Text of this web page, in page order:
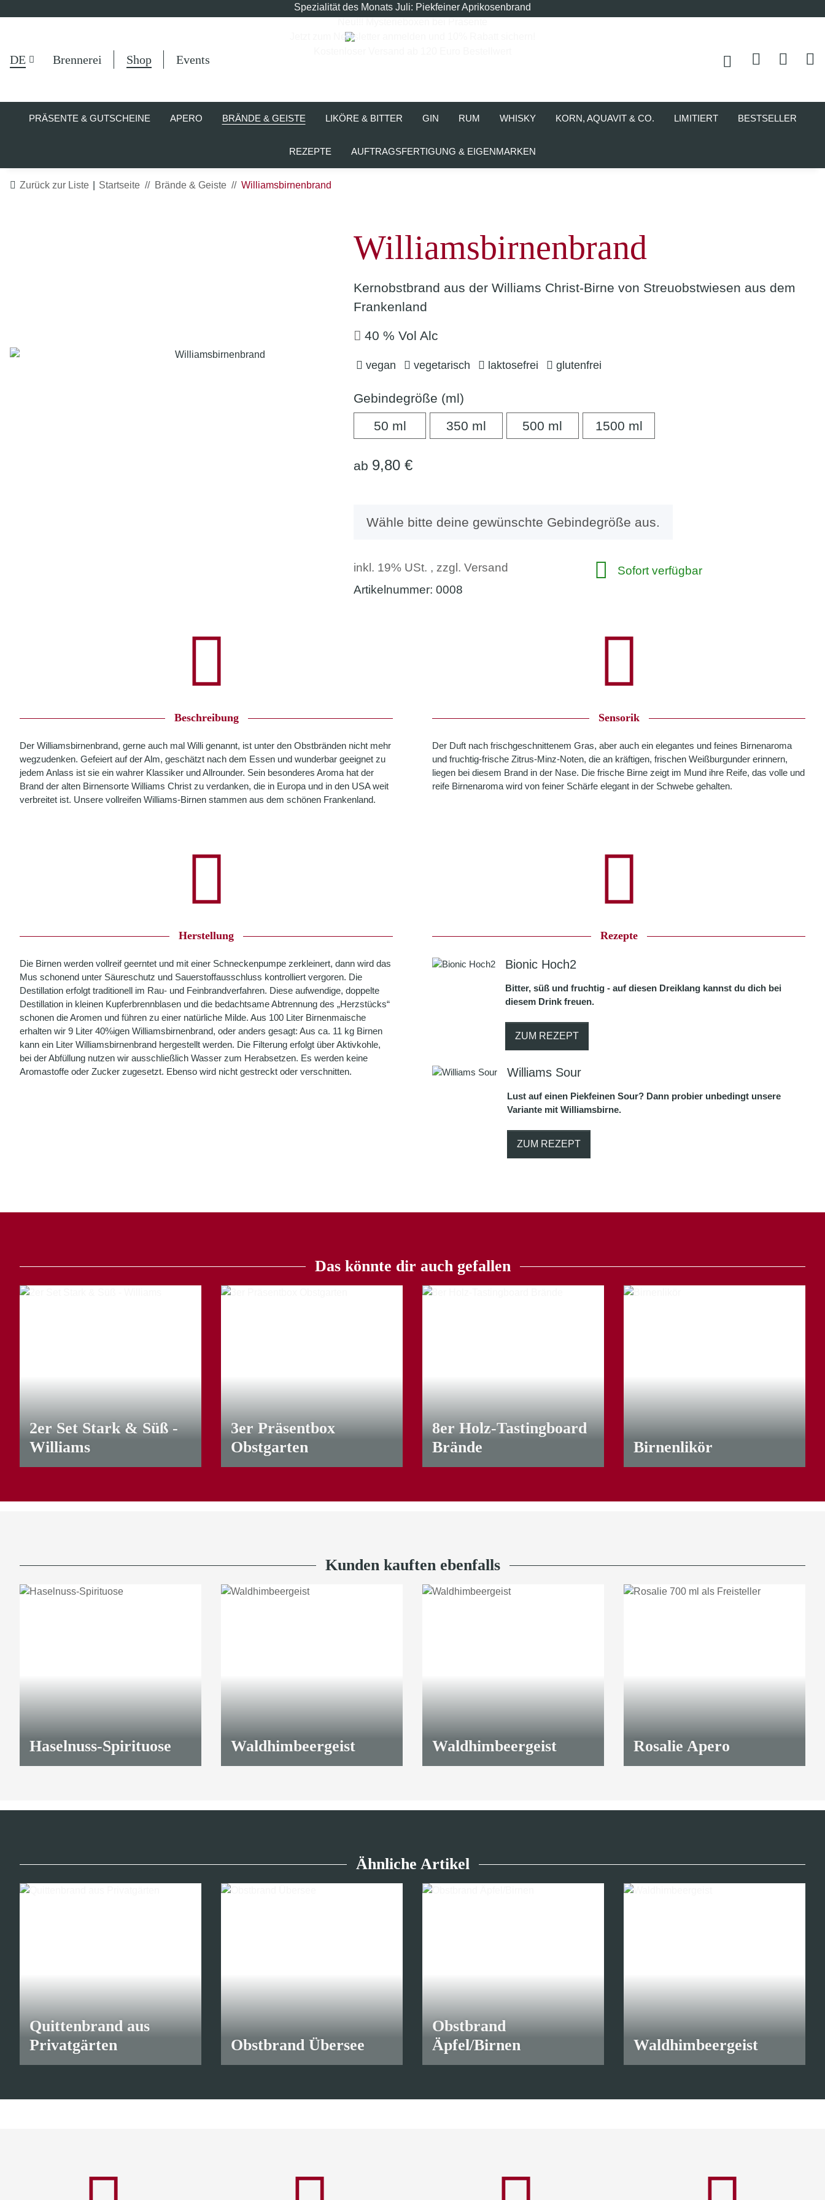
Spezialität des Monats Juli: Piekfeiner Aprikosenbrand
Jetzt zum Newsletter anmelden und 10% Rabatt sichern!
DE Brennerei Shop Events
PRÄSENTE & GUTSCHEINE APERO BRÄNDE & GEISTE LIKÖRE & BITTER GIN RUM WHISKY KORN, AQUAVIT & CO. LIMITIERT BESTSELLER
REZEPTE AUFTRAGSFERTIGUNG & EIGENMARKEN
Zurück zur Liste Startseite Brände & Geiste Williamsbirnenbrand
Williamsbirnenbrand
Kernobstbrand aus der Williams Christ-Birne von Streuobstwiesen aus dem
Frankenland
40 % Vol Alc
vegan vegetarisch laktosefrei glutenfrei
Gebindegröße (ml)
50 ml50 ml 350 ml350 ml500 ml 500 ml1500 ml1500 ml
ab 9,80 €
x
Wähle bitte deine gewünschte Gebindegröße aus.
inkl. 19% USt. , zzgl. Versand
Artikelnummer: 0008
Sofort verfügbar
Beschreibung
Der Williamsbirnenbrand, gerne auch mal Willi genannt, ist unter den Obstbränden nicht mehr
wegzudenken. Gefeiert auf der Alm, geschätzt nach dem Essen und wunderbar geeignet zu
jedem Anlass ist sie ein wahrer Klassiker und Allrounder. Sein besonderes Aroma hat der
Brand der alten Birnensorte Williams Christ zu verdanken, die in Europa und in den USA weit
verbreitet ist. Unsere vollreifen Williams-Birnen stammen aus dem schönen Frankenland.
Sensorik
Der Duft nach frischgeschnittenem Gras, aber auch ein elegantes und feines Birnenaroma
und fruchtig-frische Zitrus-Minz-Noten, die an kräftigen, frischen Weißburgunder erinnern,
liegen bei diesem Brand in der Nase. Die frische Birne zeigt im Mund ihre Reife, das volle und
reife Birnenaroma wird von feiner Schärfe elegant in der Schwebe gehalten.
Herstellung
Die Birnen werden vollreif geerntet und mit einer Schneckenpumpe zerkleinert, dann wird das
Mus schonend unter Säureschutz und Sauerstoffausschluss kontrolliert vergoren. Die
Destillation erfolgt traditionell im Rau- und Feinbrandverfahren. Diese aufwendige, doppelte
Destillation in kleinen Kupferbrennblasen und die bedachtsame Abtrennung des „Herzstücks“
schonen die Aromen und führen zu einer natürliche Milde. Aus 100 Liter Birnenmaische
erhalten wir 9 Liter 40%igen Williamsbirnenbrand, oder anders gesagt: Aus ca. 11 kg Birnen
kann ein Liter Williamsbirnenbrand hergestellt werden. Die Filterung erfolgt über Aktivkohle,
bei der Abfüllung nutzen wir ausschließlich Wasser zum Herabsetzen. Es werden keine
Aromastoffe oder Zucker zugesetzt. Ebenso wird nicht gestreckt oder verschnitten.
Rezepte
Bionic Hoch2
Bitter, süß und fruchtig - auf diesen Dreiklang kannst du dich bei
diesem Drink freuen.
ZUM REZEPT
Williams Sour
Lust auf einen Piekfeinen Sour? Dann probier unbedingt unsere
Variante mit Williamsbirne.
ZUM REZEPT
Das könnte dir auch gefallen
2er Set Stark & Süß -
Williams
18,50 €*
3er Präsentbox
Obstgarten
38,00 €*
8er Holz-Tastingboard
Brände
Birnenlikör
Kunden kauften ebenfalls
Haselnuss-Spirituose Waldhimbeergeist Waldhimbeergeist Rosalie Apero
Ähnliche Artikel
Quittenbrand aus
Privatgärten
Obstbrand Übersee
Obstbrand
Äpfel/Birnen
Waldhimbeergeist
ab10,90 €*